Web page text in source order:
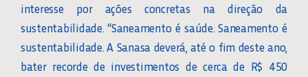
interesse por ações concretas na direção da
sustentabilidade. “Saneamento é saúde. Saneamento é
sustentabilidade. A Sanasa deverá, até o fim deste ano,
bater recorde de investimentos de cerca de R$ 450